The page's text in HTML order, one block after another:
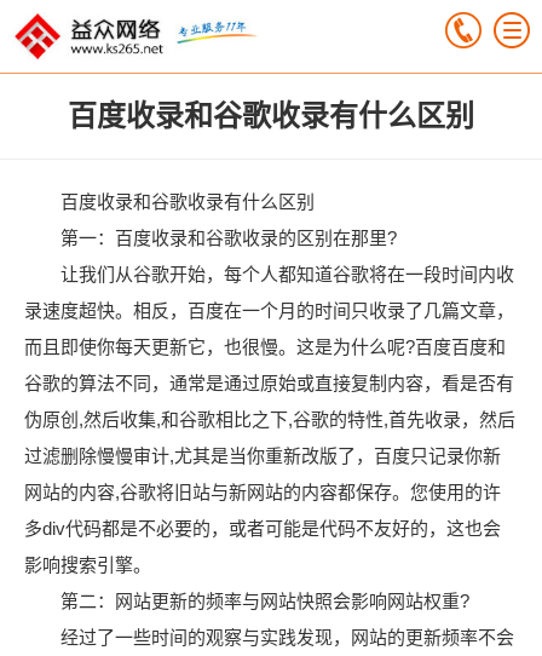
百度收录和谷歌收录有什么区别
百度收录和谷歌收录有什么区别
第一：百度收录和谷歌收录的区别在那里?
让我们从谷歌开始，每个人都知道谷歌将在一段时间内收
录速度超快。相反，百度在一个月的时间只收录了几篇文章，
而且即使你每天更新它，也很慢。这是为什么呢?百度百度和
谷歌的算法不同，通常是通过原始或直接复制内容，看是否有
伪原创,然后收集,和谷歌相比之下,谷歌的特性,首先收录，然后
过滤删除慢慢审计,尤其是当你重新改版了，百度只记录你新
网站的内容,谷歌将旧站与新网站的内容都保存。您使用的许
多div代码都是不必要的，或者可能是代码不友好的，这也会
影响搜索引擎。
第二：网站更新的频率与网站快照会影响网站权重?
经过了一些时间的观察与实践发现，网站的更新频率不会